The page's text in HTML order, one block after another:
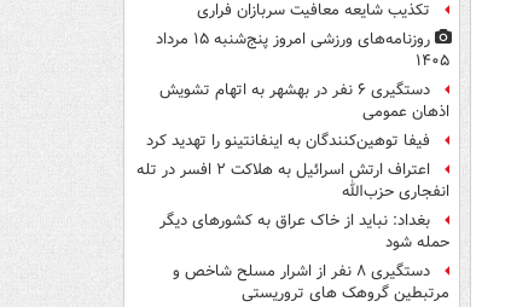
تکذیب شایعه معافیت سربازان فراری
روزنامه‌های ورزشی امروز پنج‌شنبه ۱۵ مرداد
۱۴۰۵
دستگیری ۶ نفر در بهشهر به اتهام تشویش
اذهان عمومی
فیفا توهین‌کنندگان به اینفانتینو را تهدید کرد
اعتراف ارتش اسرائیل به هلاکت ۲ افسر در تله
انفجاری حزب‌الله
بغداد: نباید از خاک عراق به کشورهای دیگر
حمله شود
دستگیری ۸ نفر از اشرار مسلح شاخص و
مرتبطین گروهک های تروریستی